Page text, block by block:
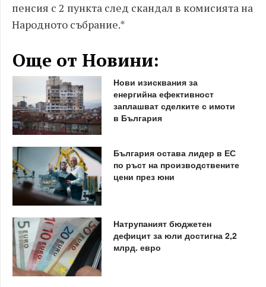
пенсия с 2 пункта след скандал в комисията на
Народното събрание.*
Още от Новини:
Нови изисквания за
енергийна ефективност
заплашват сделките с имоти
в България
България остава лидер в ЕС
по ръст на производствените
цени през юни
Натрупаният бюджетен
дефицит за юли достигна 2,2
млрд. евро